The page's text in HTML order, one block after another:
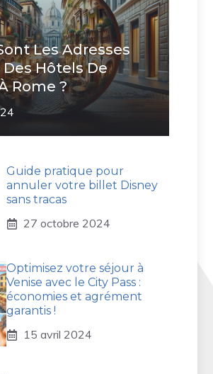
Les Adresses
Hôtels De
Rome ?
Guide pratique pour
annuler votre billet Disney
sans tracas
27 octobre 2024
Optimisez votre séjour à
Venise avec le City Pass :
économies et agrément
garantis !
15 avril 2024